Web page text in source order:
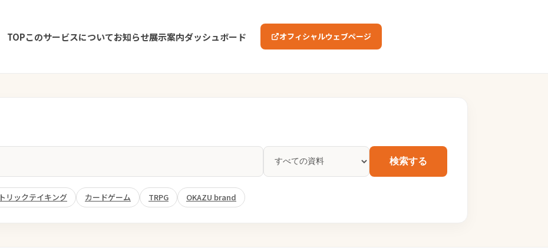
TOPこのサービスについてお知らせ展示案内ダッシュボード オフィシャルウェブページ
検索する
トリックテイキング カードゲーム TRPG OKAZU brand